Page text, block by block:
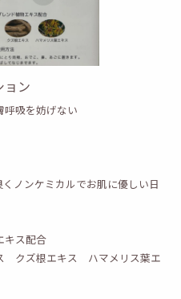
ン
呼吸を妨げない
ノンケミカルでお肌に優しい日
キス配合
クズ根エキス ハマメリス葉エ